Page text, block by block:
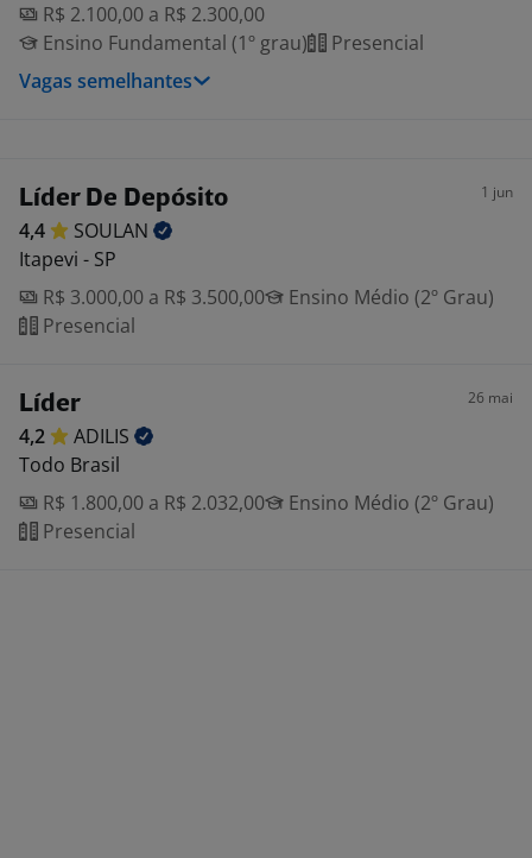
R$ 2.100,00 a R$ 2.300,00
Ensino Fundamental (1º grau)
Presencial
Vagas semelhantes
Líder De Depósito 1 jun
4,4
SOULAN
Itapevi - SP
R$ 3.000,00 a R$ 3.500,00
Ensino Médio (2º Grau)
Presencial
Líder 26 mai
4,2
ADILIS
Todo Brasil
R$ 1.800,00 a R$ 2.032,00
Ensino Médio (2º Grau)
Presencial